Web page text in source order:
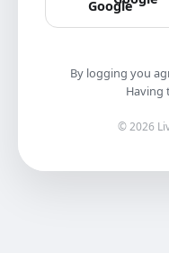
By logging you
Having
© 2026